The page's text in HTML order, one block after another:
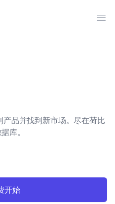
打
品并找到新市场。尽在荷比
库。
开始